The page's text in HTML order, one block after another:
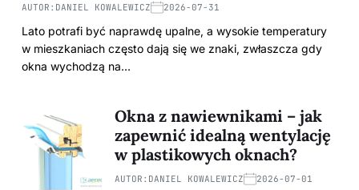
AUTOR: DANIEL KOWALEWICZ 2026-07-31
Lato potrafi być naprawdę upalne, a wysokie temperatury
w mieszkaniach często dają się we znaki, zwłaszcza gdy
okna wychodzą na…
Okna z nawiewnikami – jak
zapewnić idealną wentylację
w plastikowych oknach?
AUTOR: DANIEL KOWALEWICZ 2026-07-01